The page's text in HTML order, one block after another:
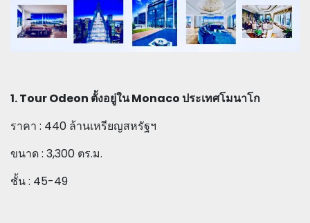
1. Tour Odeon ตั้งอยู่ใน Monaco ประเทศโมนาโก
ราคา : 440 ล้านเหรียญสหรัฐฯ
ขนาด : 3,300 ตร.ม.
ชั้น : 45-49